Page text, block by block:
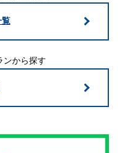
覧
ンから探す